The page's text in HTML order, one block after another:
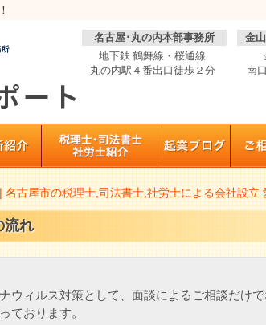
名古屋･丸の内本部事務所
地下鉄 鶴舞線・桜通線
丸の内駅４番出口徒歩２分
金
南
古屋市の税理士,司法書士,社労士による会社設立
流れ
ウィルス対策として、面談によるご相談だけ
ております。